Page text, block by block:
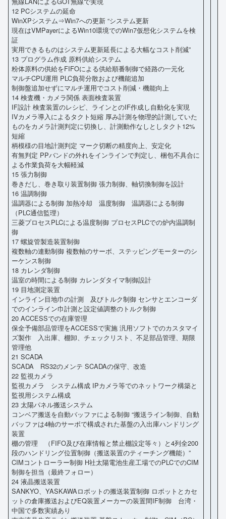
12 PCシステムの延命
WinXPシステム⇒Win7への更新 “システム更新
現在はVMPayerによるWin10環境でのWin7仮想化システムを検
証
実用できるものはシステム更新延長による大幅なコスト削減”
13 プログラム作成 原料供給システム
粉体原料の供給をFIFOによる供給順番制御で経路の一元化
マルチCPU運用 PLC負荷分散および機能追加
制御盤追加せずにマルチ運用でコスト削減・機能向上
14 検査機・カメラ関係 表面検査装置
IF設計 検査装置のレシピ、ラインとのIF作成し自動化を実現
IVカメラ導入によるタクト短縮 厚み計測を物理的計測していた
ものをカメラ計測判定に切換し、計測動作なしとしタクト12%
短縮
柄模様の目地計測判定 マーク切断の精度向上、安定化
有無判定 PPバンドの外れをインラインで判定し、梱包不具合に
よる作業負荷を大幅軽減
15 張力制御
巻きだし、巻き取り装置制御 張力制御、軸切換制御を設計
16 温調制御
温調器による制御 加熱冷却 温度制御 温調器による制御
（PLC通信監理）
三菱プロセスPLCによる温度制御 プロセスPLCでの炉内温調制
御
17 螺旋管製造装置制御
複数軸の連動制御 複数軸のサーボ、ステッピングモーターのシ
ーケンス制御
18 カレンダ制御
温室の時間による制御 カレンダタイマ制御設計
19 目地測定装置
インライン目地巾の計測 及びトルク制御 センサとエンコーダ
でのインライン巾計測と設定値調整のトルク制御
20 ACCESSでの在庫管理
保全予備部品管理をACCESSで実施 汎用ソフトでのカスタマイ
ズ製作 入出庫、棚卸、チェックリスト、不足部品管理、期限
管理他
21 SCADA
SCADA RS32のメンテ SCADAの保守、改造
22 監視カメラ
監視カメラ システム構成 IPカメラ等でのネットワーク構築と
監視用システム構成
23 太陽パネル搬送システム
コンベア搬送を自動バッファによる制御 “搬送ライン制御、自動
バッファは4軸のサーボで構成された基盤の入出庫ハンドリング
装置
棚の管理 （FIFO及び在庫情報と禁止棚設定等々）と4列全200
段のハンドリング位置制御（搬送装置のティーチング機能）”
CIMコントローラー制御 H社太陽電池生産工場でのPLCでのCIM
制御を担当（最終フォロー）
24 液晶搬送装置
SANKYO、YASKAWAロボットの搬送装置制御 ロボットとカセ
ットの倉庫搬送およびEQ装置メーカーの装置間IF制御 台湾・
中国で多数実績あり